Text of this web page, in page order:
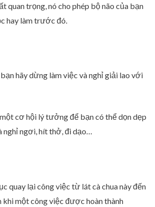
quan trọng, nó cho phép bộ não của bạn
hay làm trước đó.
hãy dừng làm việc và nghỉ giải lao với
cơ hội lý tưởng để bạn có thể dọn dẹp
nghỉ ngơi, hít thở, đi dạo…
quay lại công việc từ lát cà chua này đến
khi một công việc được hoàn thành